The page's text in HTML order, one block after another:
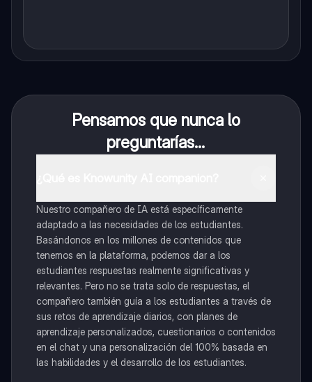
Pensamos que nunca lo
preguntarías...
Nuestro compañero de IA está específicamente
adaptado a las necesidades de los estudiantes.
Basándonos en los millones de contenidos que
tenemos en la plataforma, podemos dar a los
estudiantes respuestas realmente significativas y
relevantes. Pero no se trata solo de respuestas, el
compañero también guía a los estudiantes a través de
sus retos de aprendizaje diarios, con planes de
aprendizaje personalizados, cuestionarios o contenidos
en el chat y una personalización del 100% basada en
las habilidades y el desarrollo de los estudiantes.